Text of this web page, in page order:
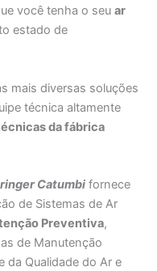
você tenha o seuar
estado de
mais diversas soluções
técnica altamente
da fábrica
Catumbi fornece
de Sistemas de Ar
Preventiva,
de Manutenção
da Qualidade do Ar e